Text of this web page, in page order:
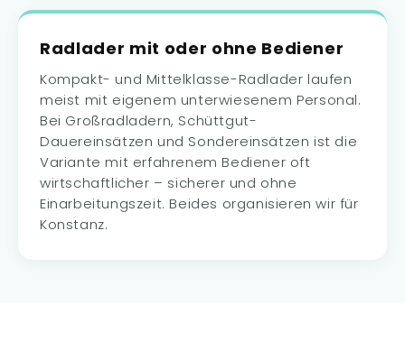
Radlader mit oder ohne Bediener
Kompakt- und Mittelklasse-Radlader laufen
meist mit eigenem unterwiesenem Personal.
Bei Großradladern, Schüttgut-
Dauereinsätzen und Sondereinsätzen ist die
Variante mit erfahrenem Bediener oft
wirtschaftlicher – sicherer und ohne
Einarbeitungszeit. Beides organisieren wir für
Konstanz.